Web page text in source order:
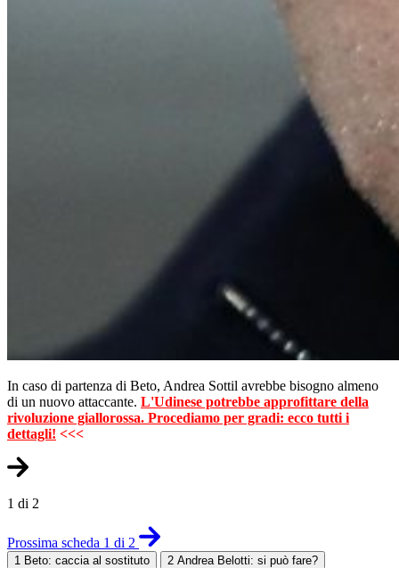
In caso di partenza di Beto, Andrea Sottil avrebbe bisogno almeno
di un nuovo attaccante. L'Udinese potrebbe approfittare della
rivoluzione giallorossa. Procediamo per gradi: ecco tutti i
dettagli! <<<
1 di 2
Prossima scheda 1 di 2
1 Beto: caccia al sostituto 2 Andrea Belotti: si può fare?